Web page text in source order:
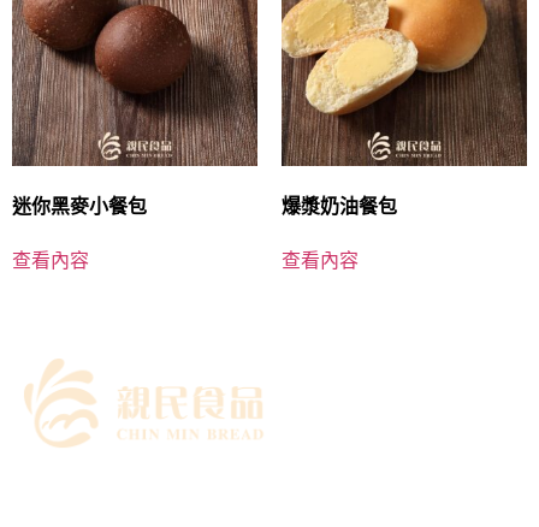
迷你黑麥小餐包
查看內容
爆漿奶油餐包
查看內容